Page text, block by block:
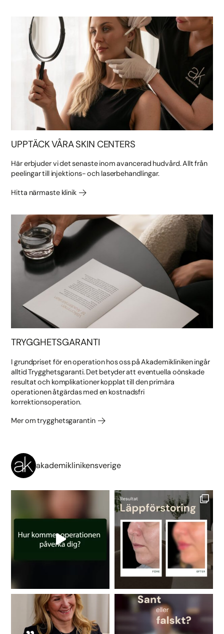
UPPTÄCK VÅRA SKIN CENTERS
Här erbjuder vi det senaste inom avancerad hudvård. Allt från
peelingar till injektions- och laserbehandlingar.
Hitta närmaste klinik
TRYGGHETSGARANTI
I grundpriset för en operation hos oss på Akademikliniken ingår
alltid Trygghetsgaranti. Det betyder att eventuella oönskade
resultat och komplikationer kopplat till den primära
operationen åtgärdas med en kostnadsfri
korrektionsoperation.
Mer om trygghetsgarantin
akademiklinikensverige